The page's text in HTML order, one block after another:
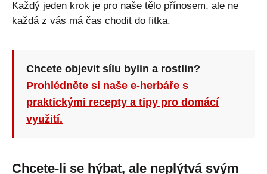
Každý jeden krok je pro naše tělo přínosem, ale ne
každá z vás má čas chodit do fitka.
Chcete objevit sílu bylin a rostlin?
Prohlédněte si naše e-herbáře s
praktickými recepty a tipy pro domácí
využití.
Chcete-li se hýbat, ale neplýtvá svým